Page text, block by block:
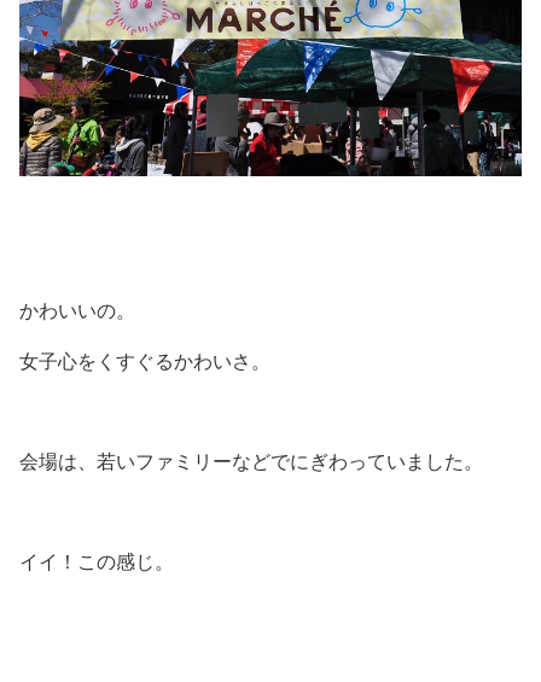
かわいいの。
女子心をくすぐるかわいさ。
会場は、若いファミリーなどでにぎわっていました。
イイ！この感じ。